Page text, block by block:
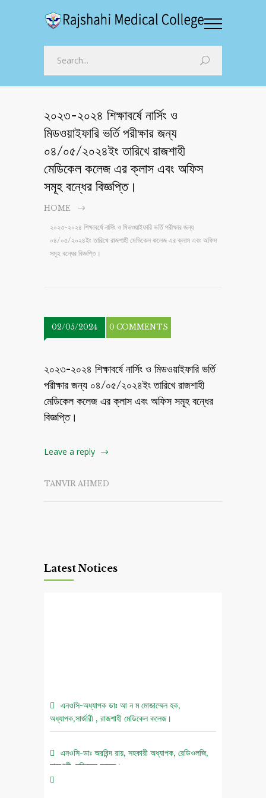
২০২৩-২০২৪ শিক্ষাবর্ষে নার্সিং ও
মিডওয়াইফারি ভর্তি পরীক্ষার জন্য
০৪/০৫/২০২৪ইং তারিখে রাজশাহী
মেডিকেল কলেজ এর ক্লাস এবং অফিস
সমূহ বন্ধের বিজ্ঞপ্তি।
HOME
২০২৩-২০২৪ শিক্ষাবর্ষে নার্সিং ও মিডওয়াইফারি ভর্তি পরীক্ষার জন্য
০৪/০৫/২০২৪ইং তারিখে রাজশাহী মেডিকেল কলেজ এর ক্লাস এবং অফিস
সমূহ বন্ধের বিজ্ঞপ্তি।
02/05/2024 0 COMMENTS
২০২৩-২০২৪ শিক্ষাবর্ষে নার্সিং ও মিডওয়াইফারি ভর্তি
পরীক্ষার জন্য ০৪/০৫/২০২৪ইং তারিখে রাজশাহী
মেডিকেল কলেজ এর ক্লাস এবং অফিস সমূহ বন্ধের
বিজ্ঞপ্তি।
Leave a reply
TANVIR AHMED
Latest Notices
এনওসি-অধ্যাপক ডাঃ আ ন ম মোজাম্মেল হক,
অধ্যাপক,সার্জারী , রাজশাহী মেডিকেল কলেজ।
এনওসি-ডাঃ অরবিন্দ রায়, সহকারী অধ্যাপক, রেডিওলজি,
রাজশাহী মেডিকেল কলেজ।